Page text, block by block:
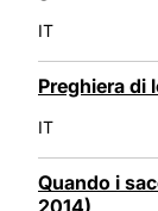
IT
Preghiera di
IT
Quando i
2014)